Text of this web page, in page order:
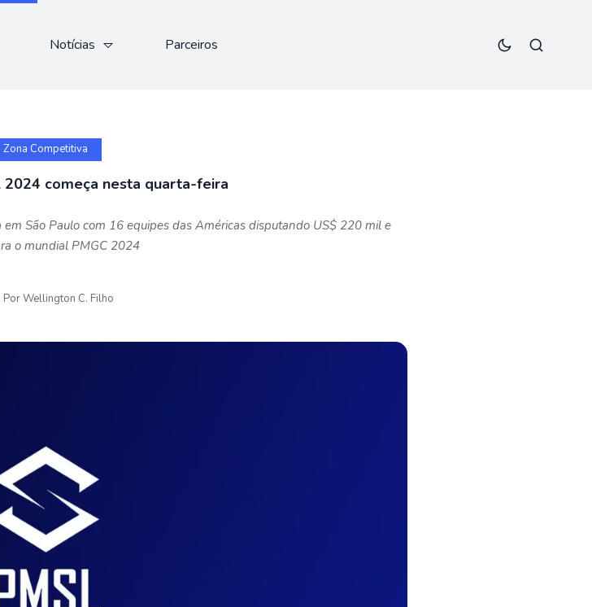
Notícias Parceiros
Zona Competitiva
2024 começa nesta quarta-feira
São Paulo com 16 equipes das Américas disputando US$ 220 mil e
o mundial PMGC 2024
PorWellington C. Filho